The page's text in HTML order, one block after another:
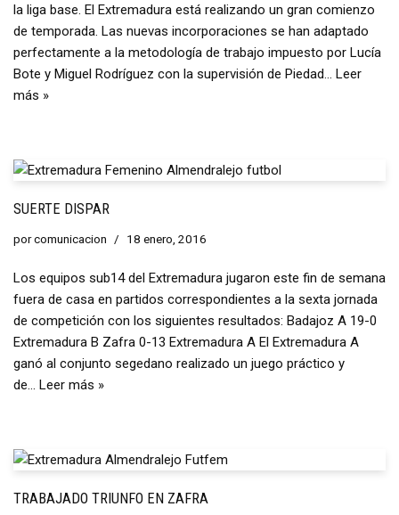
la liga base. El Extremadura está realizando un gran comienzo
de temporada. Las nuevas incorporaciones se han adaptado
perfectamente a la metodología de trabajo impuesto por Lucía
Bote y Miguel Rodríguez con la supervisión de Piedad… Leer
más »
SUERTE DISPAR
porcomunicacion 18 enero, 2016
Los equipos sub14 del Extremadura jugaron este fin de semana
fuera de casa en partidos correspondientes a la sexta jornada
de competición con los siguientes resultados: Badajoz A 19-0
Extremadura B Zafra 0-13 Extremadura A El Extremadura A
ganó al conjunto segedano realizado un juego práctico y
de… Leer más »
TRABAJADO TRIUNFO EN ZAFRA